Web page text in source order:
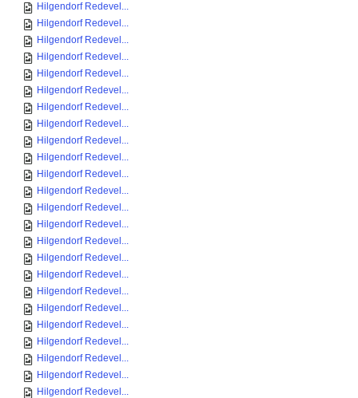
Hilgendorf Redevel...
Hilgendorf Redevel...
Hilgendorf Redevel...
Hilgendorf Redevel...
Hilgendorf Redevel...
Hilgendorf Redevel...
Hilgendorf Redevel...
Hilgendorf Redevel...
Hilgendorf Redevel...
Hilgendorf Redevel...
Hilgendorf Redevel...
Hilgendorf Redevel...
Hilgendorf Redevel...
Hilgendorf Redevel...
Hilgendorf Redevel...
Hilgendorf Redevel...
Hilgendorf Redevel...
Hilgendorf Redevel...
Hilgendorf Redevel...
Hilgendorf Redevel...
Hilgendorf Redevel...
Hilgendorf Redevel...
Hilgendorf Redevel...
Hilgendorf Redevel...